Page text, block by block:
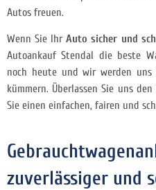
Autos freuen.
Wenn Sie IhrAuto sicher und
Autoankauf Stendal die beste
noch heute und wir werden uns
kümmern. Überlassen Sie uns
Sie einen einfachen, fairen und
zuverlässiger und